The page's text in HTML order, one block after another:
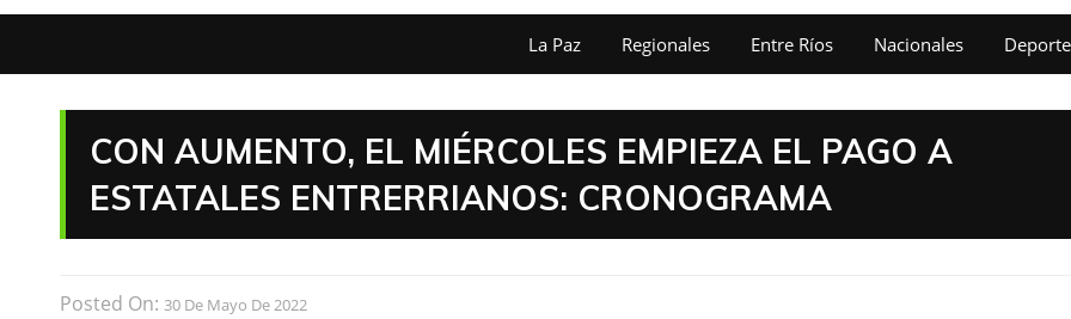
La Paz Regionales Entre Ríos Nacionales
CON AUMENTO, EL MIÉRCOLES EMPIEZA EL PAGO A
ESTATALES ENTRERRIANOS: CRONOGRAMA
Posted On: 30 De Mayo De 2022